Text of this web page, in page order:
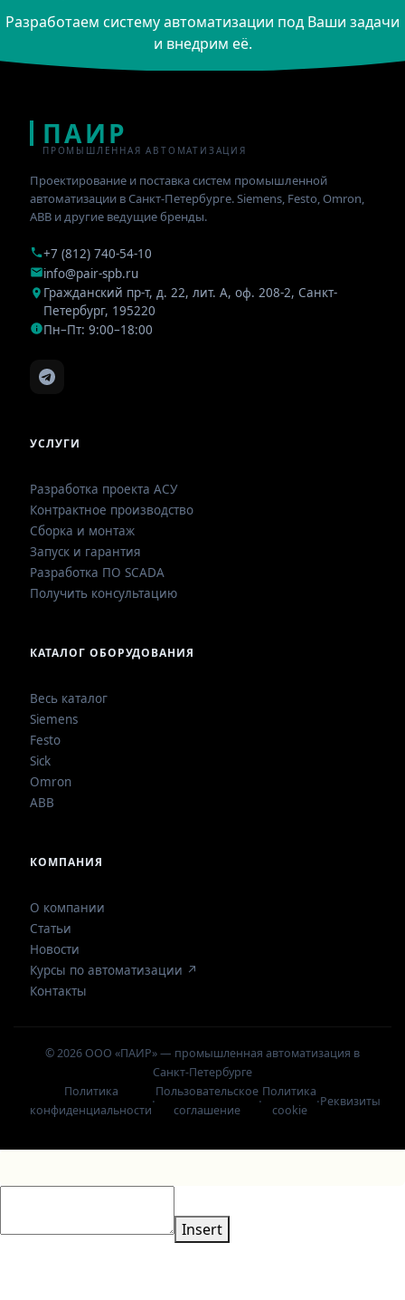
Разработаем систему автоматизации под Ваши задачи
и внедрим её.
ПАИР
ПРОМЫШЛЕННАЯ АВТОМАТИЗАЦИЯ
Проектирование и поставка систем промышленной
автоматизации в Санкт-Петербурге. Siemens, Festo, Omron,
ABB и другие ведущие бренды.
+7 (812) 740-54-10
info@pair-spb.ru
Гражданский пр-т, д. 22, лит. А, оф. 208-2, Санкт-
Петербург, 195220
Пн–Пт: 9:00–18:00
УСЛУГИ
Разработка проекта АСУ
Контрактное производство
Сборка и монтаж
Запуск и гарантия
Разработка ПО SCADA
Получить консультацию
КАТАЛОГ ОБОРУДОВАНИЯ
Весь каталог
Siemens
Festo
Sick
Omron
ABB
КОМПАНИЯ
О компании
Статьи
Новости
Курсы по автоматизации ↗
Контакты
© 2026 ООО «ПАИР» — промышленная автоматизация в
Санкт-Петербурге
Политика
конфиденциальности
·
Пользовательское
соглашение
·
Политика
cookie
·Реквизиты
Insert